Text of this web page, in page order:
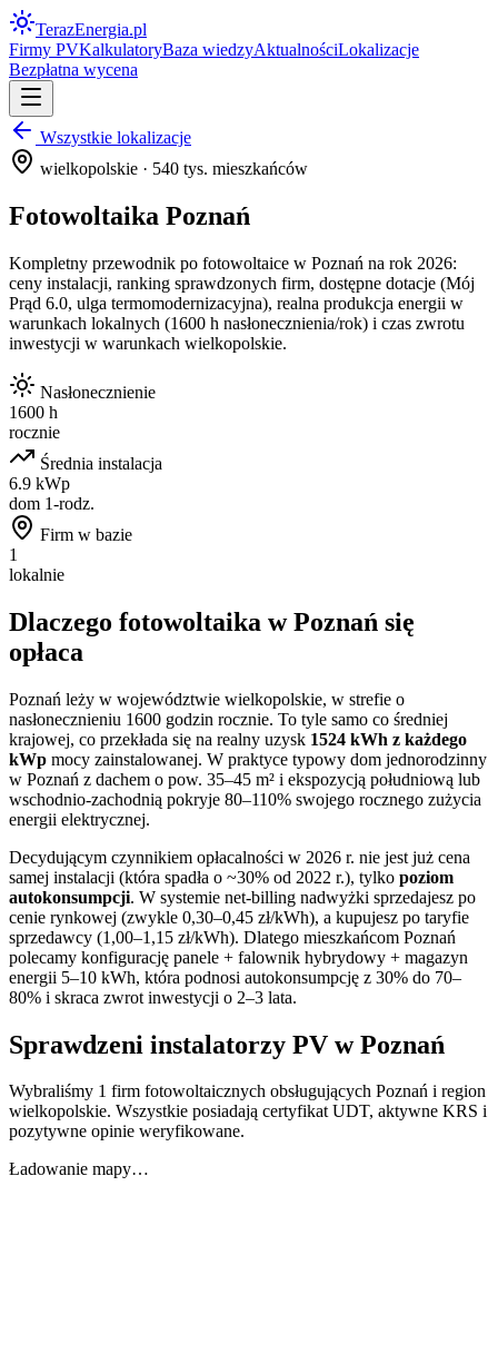
TerazEnergia.pl
Firmy PVKalkulatoryBaza wiedzyAktualnościLokalizacje
Bezpłatna wycena
Wszystkie lokalizacje
wielkopolskie · 540 tys. mieszkańców
Fotowoltaika Poznań
Kompletny przewodnik po fotowoltaice w Poznań na rok 2026:
ceny instalacji, ranking sprawdzonych firm, dostępne dotacje (Mój
Prąd 6.0, ulga termomodernizacyjna), realna produkcja energii w
warunkach lokalnych (1600 h nasłonecznienia/rok) i czas zwrotu
inwestycji w warunkach wielkopolskie.
Nasłonecznienie
1600 h
rocznie
Średnia instalacja
6.9 kWp
dom 1-rodz.
Firm w bazie
1
lokalnie
Dlaczego fotowoltaika wPoznań się
opłaca
Poznań leży w województwie wielkopolskie, w strefie o
nasłonecznieniu 1600 godzin rocznie. To tyle samo co średniej
krajowej, co przekłada się na realny uzysk 1524 kWh z każdego
kWp mocy zainstalowanej. W praktyce typowy dom jednorodzinny
w Poznań z dachem o pow. 35–45 m² i ekspozycją południową lub
wschodnio-zachodnią pokryje 80–110% swojego rocznego zużycia
energii elektrycznej.
Decydującym czynnikiem opłacalności w 2026 r. nie jest już cena
samej instalacji (która spadła o ~30% od 2022 r.), tylko poziom
autokonsumpcji. W systemie net-billing nadwyżki sprzedajesz po
cenie rynkowej (zwykle 0,30–0,45 zł/kWh), a kupujesz po taryfie
sprzedawcy (1,00–1,15 zł/kWh). Dlatego mieszkańcom Poznań
polecamy konfigurację panele + falownik hybrydowy + magazyn
energii 5–10 kWh, która podnosi autokonsumpcję z 30% do 70–
80% i skraca zwrot inwestycji o 2–3 lata.
Sprawdzeni instalatorzy PV wPoznań
Wybraliśmy 1 firm fotowoltaicznych obsługujących Poznań i region
wielkopolskie. Wszystkie posiadają certyfikat UDT, aktywne KRS i
pozytywne opinie weryfikowane.
Ładowanie mapy…